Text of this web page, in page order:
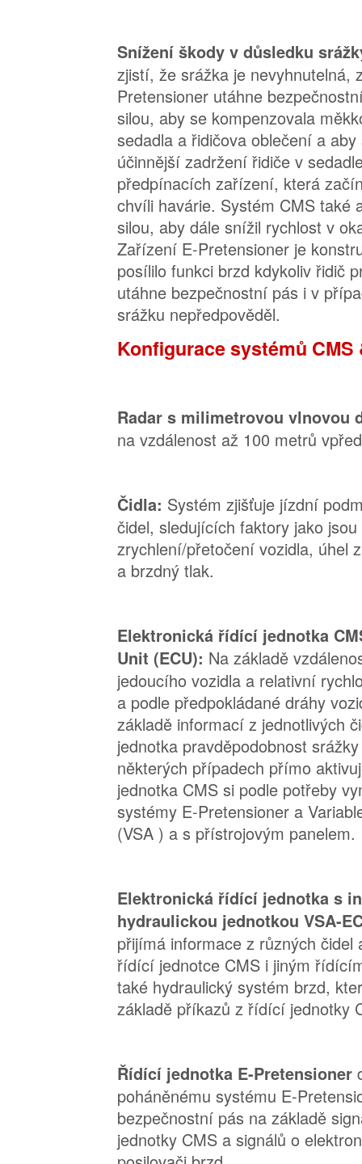
Snížení škody v důsledku
zjistí, že srážka je nevyhnutelná,
Pretensioner utáhne
silou, aby se kompenzovala
sedadla a řidičova oblečení a
účinnější zadržení řidiče v
předpínacích zařízení, která
chvíli havárie. Systém CMS také
silou, aby dále snížil rychlost v
Zařízení E-Pretensioner je
posílilo funkci brzd kdykoliv řidič
utáhne bezpečnostní pás i v
srážku nepředpověděl.
Konfigurace systémů
Radar s milimetrovou vlnovou
na vzdálenost až 100 metrů
Čidla: Systém zjišťuje jízdní
čidel, sledujících faktory jako
zrychlení/přetočení vozidla, úhel
a brzdný tlak.
Elektronická řídící jednotka
Unit (ECU): Na základě
jedoucího vozidla a relativní
a podle předpokládané dráhy
základě informací z jednotlivých
jednotka pravděpodobnost
některých případech přímo
jednotka CMS si podle potřeby
systémy E-Pretensioner a
(VSA ) a s přístrojovým panelem.
Elektronická řídící jednotka s
hydraulickou jednotkou VSA-
přijímá informace z různých čidel
řídící jednotce CMS i jiným
také hydraulický systém brzd,
základě příkazů z řídící jednotky
Řídící jednotka E-Pretensioner
poháněnému systému E-
bezpečnostní pás na základě
jednotky CMS a signálů o